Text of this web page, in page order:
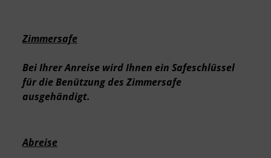
Zimmersafe
Bei Ihrer Anreise wird Ihnen ein Safeschlüssel
für die Benützung des Zimmersafe
ausgehändigt.
Abreise